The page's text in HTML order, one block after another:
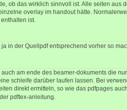
ob das wirklich sinnvoll ist. Alle seiten aus
overlay im handout hätte.
ist.
ja in der Quellpdf entsprechend vorher so
auch am ende des beamer-dokuments die
schleife darüber laufen lassen. Bei
direkt ermitteln, so wie das pdfpages
pdftex-anleitung.